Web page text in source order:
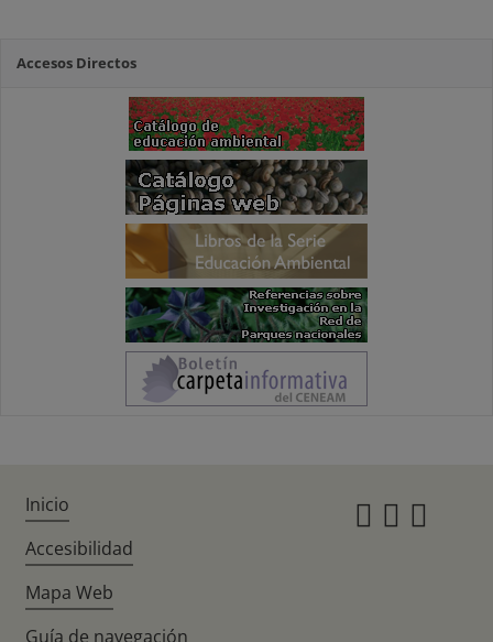
Accesos Directos
Inicio
Accesibilidad
Mapa Web
Guía de navegación